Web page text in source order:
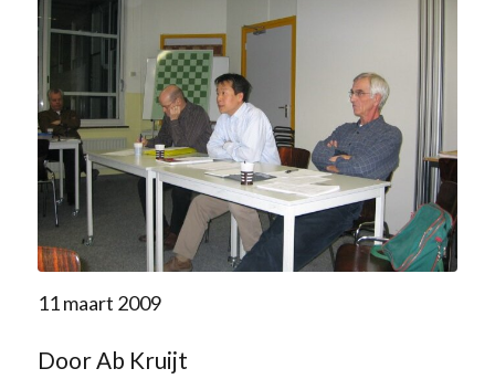
11 maart 2009
Door Ab Kruijt